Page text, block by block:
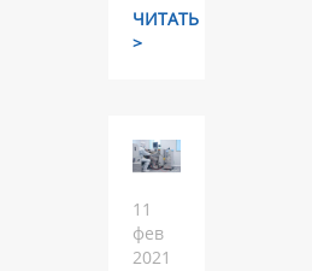
ЧИТАТЬ
>
11
фев
2021